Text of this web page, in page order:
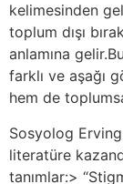
kelimesinden
toplum dışı
anlamına
farklı ve aşağı
hem de
Sosyolog
literatüre
tanımlar:>